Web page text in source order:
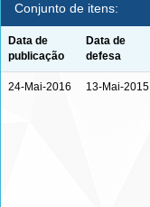
Conjunto de itens:
Data de
publicação
Data de
defesa
24-Mai-2016 13-Mai-2015